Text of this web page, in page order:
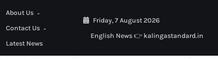
About Us
Contact Us
Latest News
Friday, 7 August 2026
English News 👉 kalingastandard.in